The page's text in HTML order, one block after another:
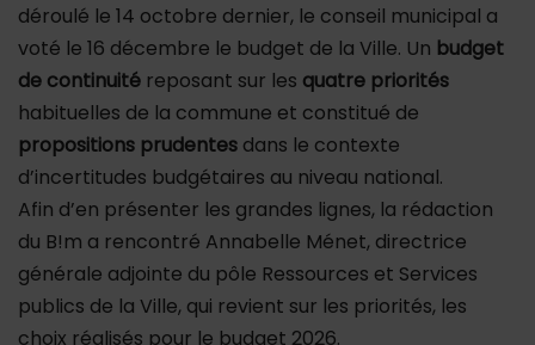
déroulé le 14 octobre dernier, le conseil municipal a
voté le 16 décembre le budget de la Ville. Un budget
de continuité reposant sur les quatre priorités
habituelles de la commune et constitué de
propositions prudentes dans le contexte
d’incertitudes budgétaires au niveau national.
Afin d’en présenter les grandes lignes, la rédaction
du B!m a rencontré Annabelle Ménet, directrice
générale adjointe du pôle Ressources et Services
publics de la Ville, qui revient sur les priorités, les
choix réalisés pour le budget 2026.